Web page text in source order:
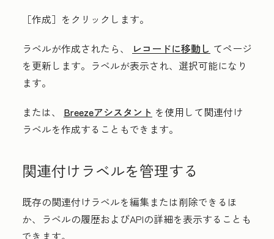
［作成］ をクリックします。
ラベルが作成されたら、
レコードに移動し てページ
を更新します。ラベルが表示され、選択可能になり
ます。
または、 Breezeアシスタント を使用して関連付け
ラベルを作成することもできます。
関連付けラベルを管理する
既存の関連付けラベルを編集または削除できるほ
か、ラベルの履歴およびAPIの詳細を表示することも
できます。